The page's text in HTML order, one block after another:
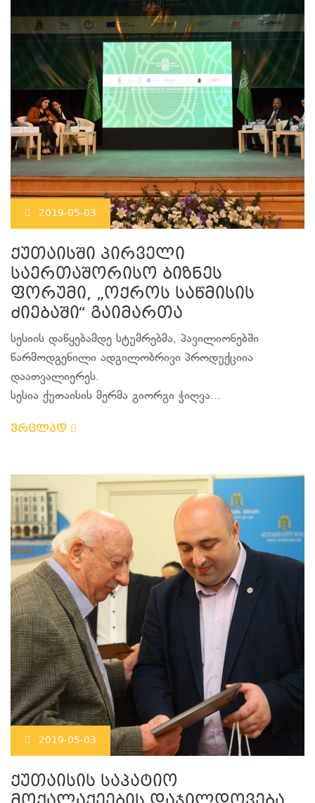
2019-05-03
ქუთაისში პირველი
საერთაშორისო ბიზნეს
ფორუმი, „ოქროს საწმისის
ძიებაში“ გაიმართა
სესიის დაწყებამდე სტუმრებმა, პავილიონებში
წარმოდგენილი ადგილობრივი პროდუქციია
დაათვალიერეს.
სესია ქუთაისის მერმა გიორგი ჭიღვა...
ვრცლად
2019-05-03
ქუთაისის საპატიო